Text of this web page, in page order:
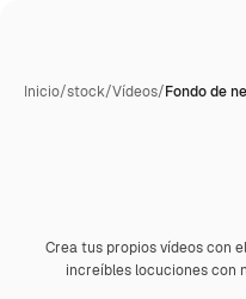
Inicio/stock/Vídeos/Fondo de
Premium
Crea tus propios vídeos con el
increíbles locuciones con